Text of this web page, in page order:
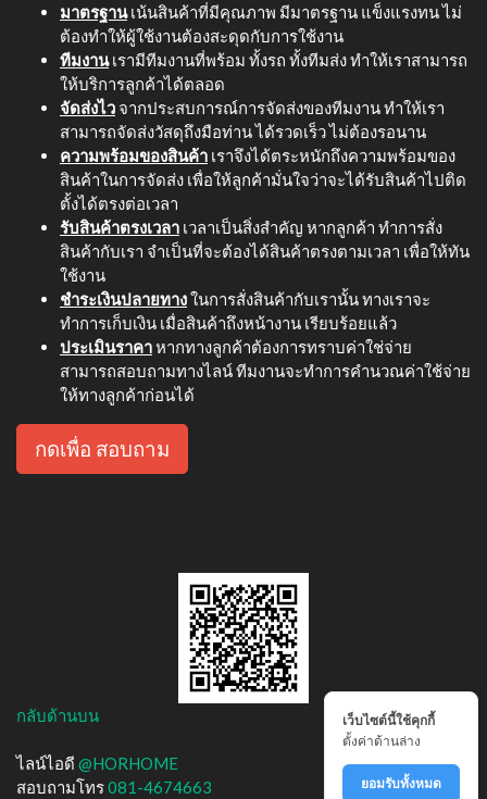
มาตรฐานเน้นสินค้าที่มีคุณภาพ มีมาตรฐาน แข็งแรงทน ไม่
ต้องทำให้ผู้ใช้งานต้องสะดุดกับการใช้งาน
ทีมงานเรามีทีมงานที่พร้อม ทั้งรถ ทั้งทีมส่ง ทำให้เราสามารถ
ให้บริการลูกค้าได้ตลอด
จัดส่งไว จากประสบการณ์การจัดส่งของทีมงาน ทำให้เรา
สามารถจัดส่งวัสดุถึงมือท่าน ได้รวดเร็ว ไม่ต้องรอนาน
ความพร้อมของสินค้า เราจึงได้ตระหนักถึงความพร้อมของ
สินค้าในการจัดส่ง เพื่อให้ลูกค้ามั่นใจว่าจะได้รับสินค้าไปติด
ตั้งได้ตรงต่อเวลา
รับสินค้าตรงเวลา เวลาเป็นสิ่งสำคัญ หากลูกค้า ทำการสั่ง
สินค้ากับเรา จำเป็นที่จะต้องได้สินค้าตรงตามเวลา เพื่อให้ทัน
ใช้งาน
ชำระเงินปลายทางในการสั่งสินค้ากับเรานั้น ทางเราจะ
ทำการเก็บเงิน เมื่อสินค้าถึงหน้างาน เรียบร้อยแล้ว
ประเมินราคาหากทางลูกค้าต้องการทราบค่าใช่จ่าย
สามารถสอบถามทางไลน์ ทีมงานจะทำการคำนวณค่าใช้จ่าย
ให้ทางลูกค้าก่อนได้
กดเพื่อ สอบถาม
กลับด้านบน
ไลน์ไอดี @HORHOME
สอบถามโทร081-4674663
เว็บไซต์นี้ใช้คุกกี้
ตั้งค่าด้านล่าง
ยอมรับทั้งหมด